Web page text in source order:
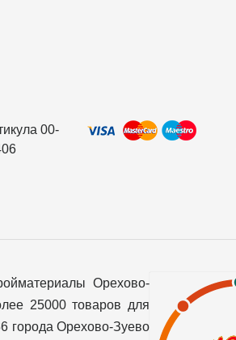
00-
Орехово-
25000 товаров для
города Орехово-Зуево